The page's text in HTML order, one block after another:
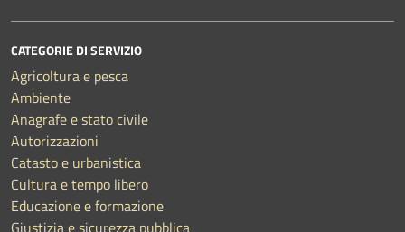
CATEGORIE DI SERVIZIO
Agricoltura e pesca
Ambiente
Anagrafe e stato civile
Autorizzazioni
Catasto e urbanistica
Cultura e tempo libero
Educazione e formazione
Giustizia e sicurezza pubblica